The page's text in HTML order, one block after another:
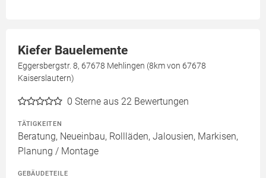
Kiefer Bauelemente
Eggersbergstr. 8, 67678 Mehlingen (8km von 67678
Kaiserslautern)
0 Sterne aus 22 Bewertungen
TÄTIGKEITEN
Beratung, Neueinbau, Rollläden, Jalousien, Markisen,
Planung / Montage
GEBÄUDETEILE